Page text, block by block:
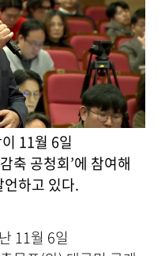
11월 6일
축 공청회’에 참여해
하고 있다.
11월 6일